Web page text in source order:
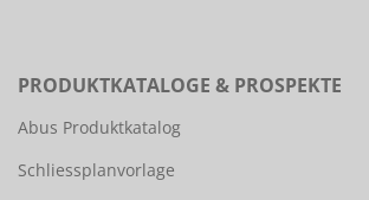
PRODUKTKATALOGE & PROSPEKTE
Abus Produktkatalog
Schliessplanvorlage